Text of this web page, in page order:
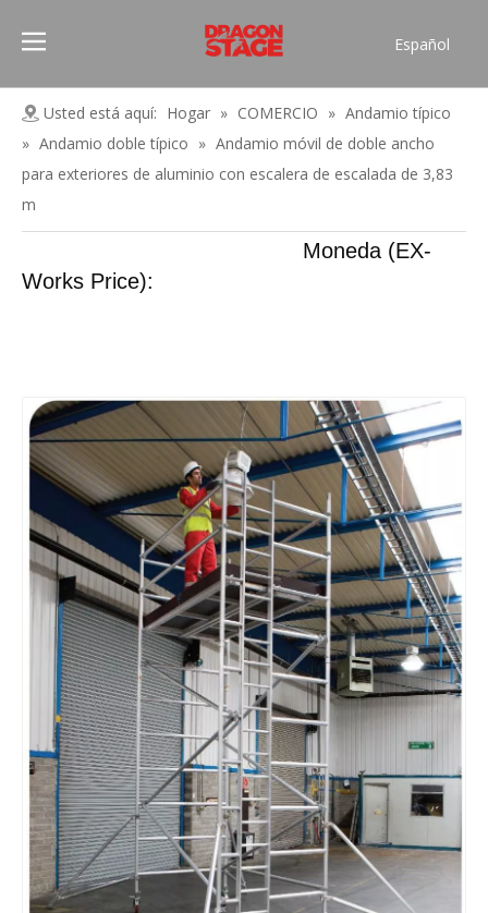
Español
Pусский
Français
العربية
English
Usted está aquí: Hogar » COMERCIO » Andamio típico
» Andamio doble típico » Andamio móvil de doble ancho
para exteriores de aluminio con escalera de escalada de 3,83
m
Moneda (EX-
Works Price):